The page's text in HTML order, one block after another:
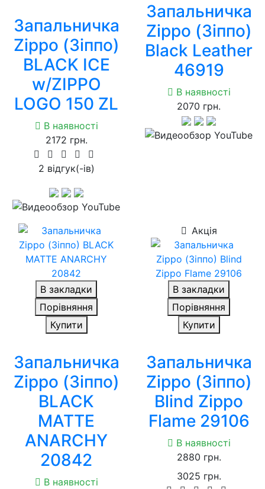
Запальничка
Zippo (Зіппо)
BLACK ICE
w/ZIPPO
LOGO 150 ZL
В наявності
2172 грн.
2 вiдгук(-iв)
Запальничка
Zippo (Зіппо)
Black Leather
46919
В наявності
2070 грн.
В закладки
Порівняння
Купити
Запальничка
Zippo (Зіппо)
BLACK
MATTE
ANARCHY
20842
В наявності
Акція
В закладки
Порівняння
Купити
Запальничка
Zippo (Зіппо)
Blind Zippo
Flame 29106
В наявності
2880 грн.
3025 грн.